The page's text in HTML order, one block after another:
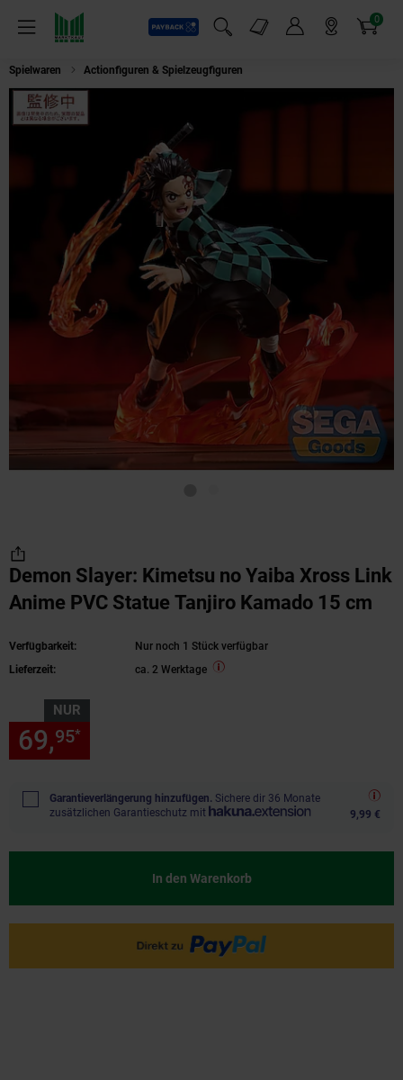
Menü
Payback
Suchfeld einblenden
Markt-Angebote 0
Artikel
Spielwaren Actionfiguren & Spielzeugfiguren
Demon Slayer: Kimetsu no Yaiba Xross Link
Anime PVC Statue Tanjiro Kamado 15 cm
Verfügbarkeit:
Nur noch 1 Stück verfügbar
Lieferzeit:
ca. 2 Werktage
NUR
69,95*
Garantieverlängerung hinzufügen. Sichere dir 36 Monate
zusätzlichen Garantieschutz mit
9,99 €
In den Warenkorb